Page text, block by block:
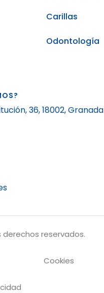
Carillas
Odontología
36, 18002, Granada
derechos reservados.
Cookies